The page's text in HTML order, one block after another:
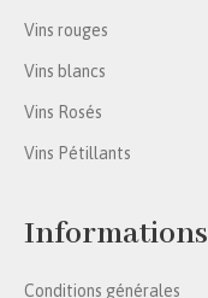
Vins rouges
Vins blancs
Vins Rosés
Vins Pétillants
Informations
Conditions générales